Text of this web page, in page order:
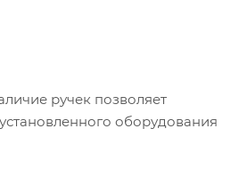
ручек позволяет
оборудования